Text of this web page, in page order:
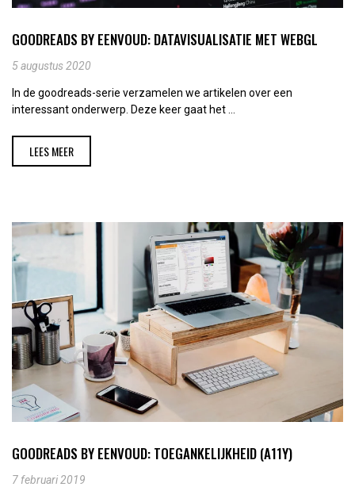
GOODREADS BY EENVOUD: DATAVISUALISATIE MET WEBGL
5 augustus 2020
In de goodreads-serie verzamelen we artikelen over een
interessant onderwerp. Deze keer gaat het ...
LEES MEER
GOODREADS BY EENVOUD: TOEGANKELIJKHEID (A11Y)
7 februari 2019